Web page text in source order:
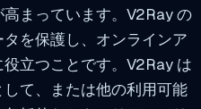
まっています。V2Ray の
を保護し、オンラインア
立つことです。V2Ray は
て、または他の利用可能